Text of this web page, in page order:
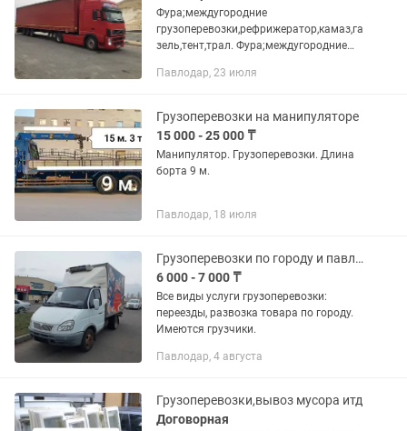
Фура;междугородние
грузоперевозки,рефрижератор,камаз,га
зель,тент,трал. Фура;междугородние
городу,Камаз,рефрижератор,тент С
каких-либо грузов...
Павлодар, 23 июля
Грузоперевозки на манипуляторе
15 000 - 25 000 ₸
Манипулятор. Грузоперевозки. Длина
борта 9 м.
Павлодар, 18 июля
Грузоперевозки по городу и павлодарской области
6 000 - 7 000 ₸
Все виды услуги грузоперевозки:
переезды, развозка товара по городу.
Имеются грузчики.
Павлодар, 4 августа
Грузоперевозки,вывоз мусора итд
Договорная